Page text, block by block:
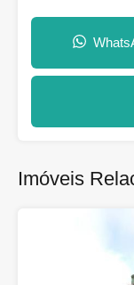
Imóveis